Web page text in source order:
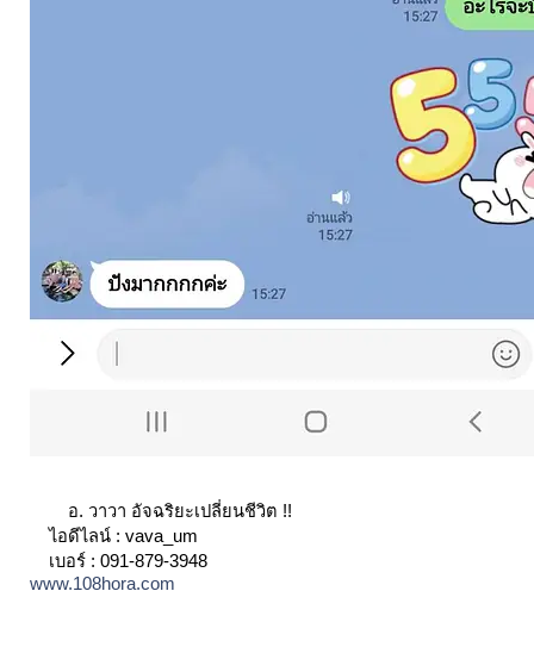
อ. วาวา อัจฉริยะเปลี่ยนชีวิต !!
ไอดีไลน์ : vava_um
เบอร์ : 091-879-3948
www.108hora.com